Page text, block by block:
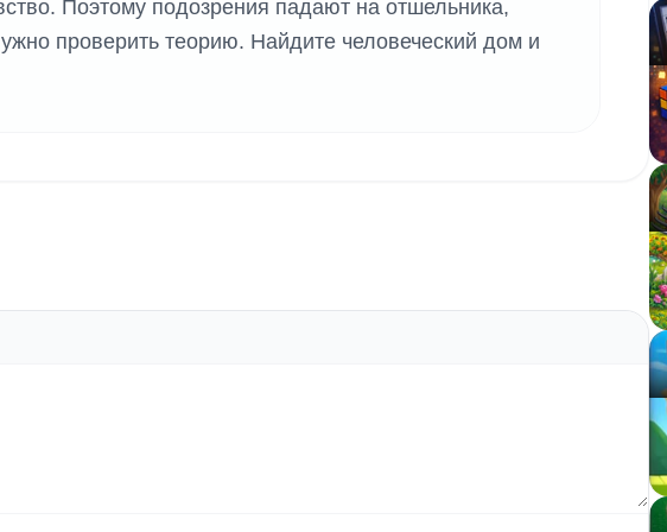
Поэтому подозрения падают на отшельника,
проверить теорию. Найдите человеческий дом и